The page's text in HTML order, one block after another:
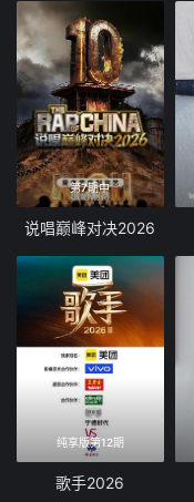
第7期中
说唱巅峰对决2026
纯享版第12期
歌手2026